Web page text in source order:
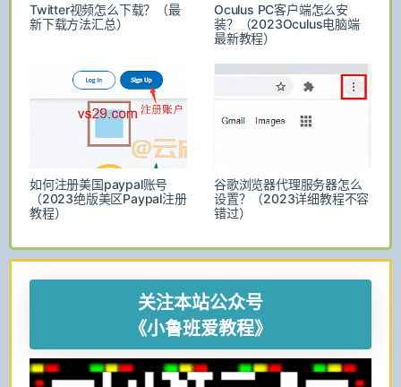
Twitter视频怎么下载？（最
新下载方法汇总）
Oculus PC客户端怎么安
装？（2023Oculus电脑端
最新教程）
如何注册美国paypal账号
（2023绝版美区Paypal注册
教程）
谷歌浏览器代理服务器怎么
设置？（2023详细教程不容
错过）
关注本站公众号
《小鲁班爱教程》